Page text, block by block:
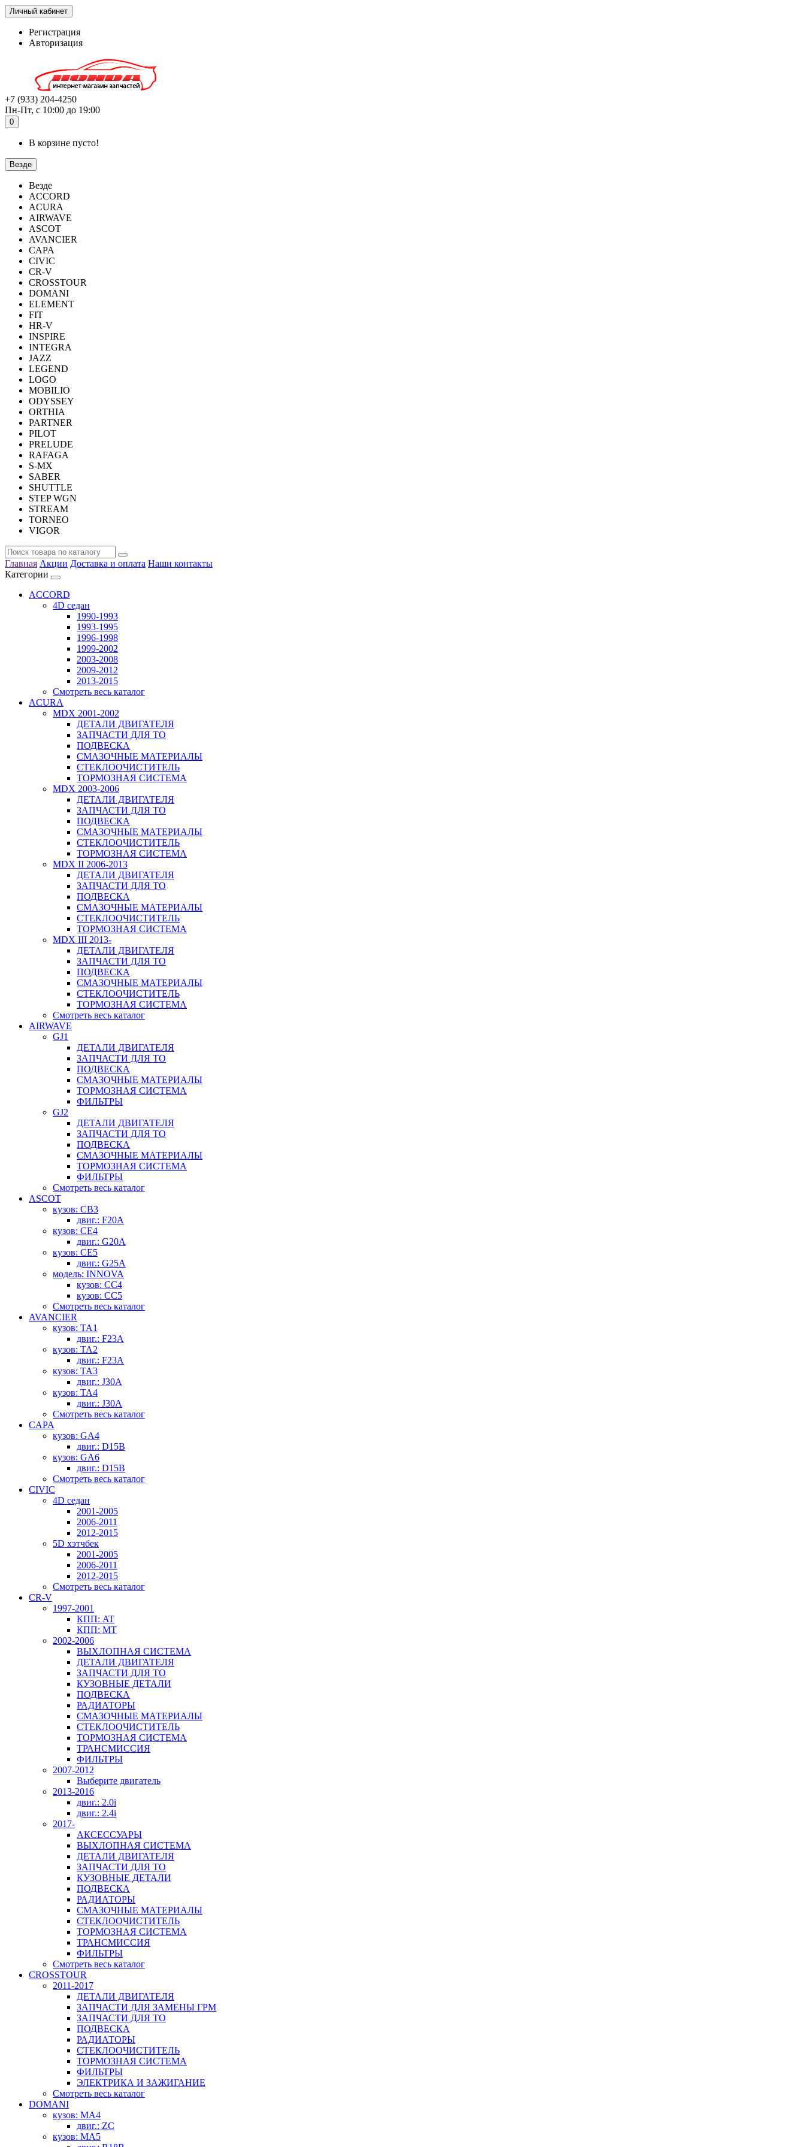
Личный кабинет
Регистрация
Авторизация
+7 (933) 204-4250
Пн-Пт, с 10:00 до 19:00
0
В корзине пусто!
Везде
Везде
ACCORD
ACURA
AIRWAVE
ASCOT
AVANCIER
CAPA
CIVIC
CR-V
CROSSTOUR
DOMANI
ELEMENT
FIT
HR-V
INSPIRE
INTEGRA
JAZZ
LEGEND
LOGO
MOBILIO
ODYSSEY
ORTHIA
PARTNER
PILOT
PRELUDE
RAFAGA
S-MX
SABER
SHUTTLE
STEP WGN
STREAM
TORNEO
VIGOR
Главная Акции Доставка и оплата Наши контакты
Категории
ACCORD
4D седан
1990-1993
1993-1995
1996-1998
1999-2002
2003-2008
2009-2012
2013-2015
Смотреть весь каталог
ACURA
MDX 2001-2002
ДЕТАЛИ ДВИГАТЕЛЯ
ЗАПЧАСТИ ДЛЯ ТО
ПОДВЕСКА
СМАЗОЧНЫЕ МАТЕРИАЛЫ
СТЕКЛООЧИСТИТЕЛЬ
ТОРМОЗНАЯ СИСТЕМА
MDX 2003-2006
ДЕТАЛИ ДВИГАТЕЛЯ
ЗАПЧАСТИ ДЛЯ ТО
ПОДВЕСКА
СМАЗОЧНЫЕ МАТЕРИАЛЫ
СТЕКЛООЧИСТИТЕЛЬ
ТОРМОЗНАЯ СИСТЕМА
MDX II 2006-2013
ДЕТАЛИ ДВИГАТЕЛЯ
ЗАПЧАСТИ ДЛЯ ТО
ПОДВЕСКА
СМАЗОЧНЫЕ МАТЕРИАЛЫ
СТЕКЛООЧИСТИТЕЛЬ
ТОРМОЗНАЯ СИСТЕМА
MDX III 2013-
ДЕТАЛИ ДВИГАТЕЛЯ
ЗАПЧАСТИ ДЛЯ ТО
ПОДВЕСКА
СМАЗОЧНЫЕ МАТЕРИАЛЫ
СТЕКЛООЧИСТИТЕЛЬ
ТОРМОЗНАЯ СИСТЕМА
Смотреть весь каталог
AIRWAVE
GJ1
ДЕТАЛИ ДВИГАТЕЛЯ
ЗАПЧАСТИ ДЛЯ ТО
ПОДВЕСКА
СМАЗОЧНЫЕ МАТЕРИАЛЫ
ТОРМОЗНАЯ СИСТЕМА
ФИЛЬТРЫ
GJ2
ДЕТАЛИ ДВИГАТЕЛЯ
ЗАПЧАСТИ ДЛЯ ТО
ПОДВЕСКА
СМАЗОЧНЫЕ МАТЕРИАЛЫ
ТОРМОЗНАЯ СИСТЕМА
ФИЛЬТРЫ
Смотреть весь каталог
ASCOT
кузов: CB3
двиг.: F20A
кузов: CE4
двиг.: G20A
кузов: CE5
двиг.: G25A
модель: INNOVA
кузов: CC4
кузов: CC5
Смотреть весь каталог
AVANCIER
кузов: TA1
двиг.: F23A
кузов: TA2
двиг.: F23A
кузов: TA3
двиг.: J30A
кузов: TA4
двиг.: J30A
Смотреть весь каталог
CAPA
кузов: GA4
двиг.: D15B
кузов: GA6
двиг.: D15B
Смотреть весь каталог
CIVIC
4D седан
2001-2005
2006-2011
2012-2015
5D хэтчбек
2001-2005
2006-2011
2012-2015
Смотреть весь каталог
CR-V
1997-2001
КПП: AT
КПП: MT
2002-2006
ВЫХЛОПНАЯ СИСТЕМА
ДЕТАЛИ ДВИГАТЕЛЯ
ЗАПЧАСТИ ДЛЯ ТО
КУЗОВНЫЕ ДЕТАЛИ
ПОДВЕСКА
РАДИАТОРЫ
СМАЗОЧНЫЕ МАТЕРИАЛЫ
СТЕКЛООЧИСТИТЕЛЬ
ТОРМОЗНАЯ СИСТЕМА
ТРАНСМИССИЯ
ФИЛЬТРЫ
2007-2012
Выберите двигатель
2013-2016
двиг.: 2.0i
двиг.: 2.4i
2017-
АКСЕССУАРЫ
ВЫХЛОПНАЯ СИСТЕМА
ДЕТАЛИ ДВИГАТЕЛЯ
ЗАПЧАСТИ ДЛЯ ТО
КУЗОВНЫЕ ДЕТАЛИ
ПОДВЕСКА
РАДИАТОРЫ
СМАЗОЧНЫЕ МАТЕРИАЛЫ
СТЕКЛООЧИСТИТЕЛЬ
ТОРМОЗНАЯ СИСТЕМА
ТРАНСМИССИЯ
ФИЛЬТРЫ
Смотреть весь каталог
CROSSTOUR
2011-2017
ДЕТАЛИ ДВИГАТЕЛЯ
ЗАПЧАСТИ ДЛЯ ЗАМЕНЫ ГРМ
ЗАПЧАСТИ ДЛЯ ТО
ПОДВЕСКА
РАДИАТОРЫ
СТЕКЛООЧИСТИТЕЛЬ
ТОРМОЗНАЯ СИСТЕМА
ФИЛЬТРЫ
ЭЛЕКТРИКА И ЗАЖИГАНИЕ
Смотреть весь каталог
DOMANI
кузов: MA4
двиг.: ZC
кузов: MA5